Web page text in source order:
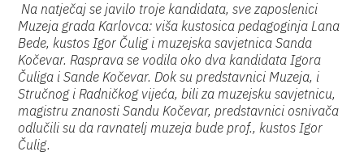
Na natječaj se javilo troje kandidata, sve zaposlenici
Muzeja grada Karlovca: viša kustosica pedagoginja Lana
Bede, kustos Igor Čulig i muzejska savjetnica Sanda
Kočevar. Rasprava se vodila oko dva kandidata Igora
Čuliga i Sande Kočevar. Dok su predstavnici Muzeja, i
Stručnog i Radničkog vijeća, bili za muzejsku savjetnicu,
magistru znanosti Sandu Kočevar, predstavnici osnivača
odlučili su da ravnatelj muzeja bude prof., kustos Igor
Čulig.